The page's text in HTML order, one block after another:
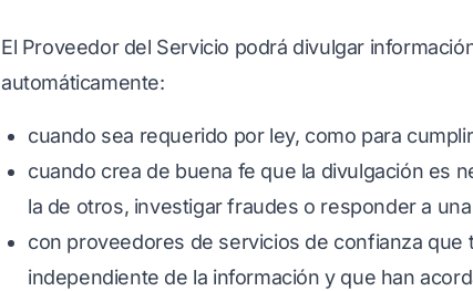
El Proveedor del Servicio podrá divulgar
automáticamente:
cuando sea requerido por ley, como para
cuando crea de buena fe que la divulgación es
la de otros, investigar fraudes o responder a
con proveedores de servicios de confianza
independiente de la información y que han